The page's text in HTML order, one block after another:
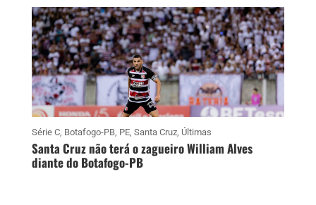
Série C, Botafogo-PB, PE, Santa Cruz, Últimas
Santa Cruz não terá o zagueiro William Alves
diante do Botafogo-PB